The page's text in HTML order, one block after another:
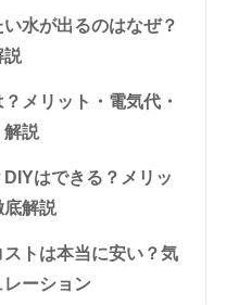
水が出るのはなぜ？
説
メリット・電気代・
解説
はできる？メリッ
底解説
トは本当に安い？気
ーション